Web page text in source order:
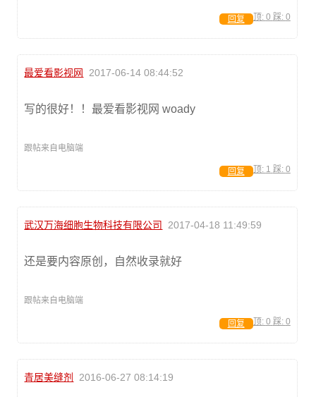
顶: 0 踩: 0
回复
最爱看影视网 2017-06-14 08:44:52
写的很好！！最爱看影视网 woady
跟帖来自电脑端
顶: 1 踩: 0
回复
武汉万海细胞生物科技有限公司 2017-04-18 11:49:59
还是要内容原创，自然收录就好
跟帖来自电脑端
顶: 0 踩: 0
回复
青居美缝剂 2016-06-27 08:14:19